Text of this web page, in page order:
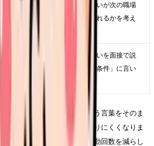
い・希望休が通らなくて辞めたいが次の職場
したら、求人票のどの項目に表れるかを考え
い・希望休が通らなくて辞めたいを面接で説
愚痴ではなく「次に重視したい条件」に言い
が通らなくて辞めたいという言葉をそのま
場にも次の応募先にも伝わりにくくなりま
がつらい」ではなく、「夜勤回数を減らし